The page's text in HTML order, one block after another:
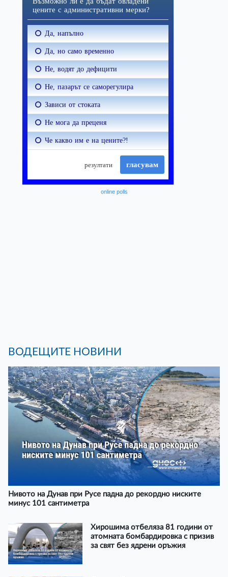
online polls
ВОДЕЩИТЕ НОВИНИ
Нивото на Дунав при Русе падна до рекордно ниските
минус 101 сантиметра
Хирошима отбеляза 81 години от
атомната бомбардировка с призив
за свят без ядрени оръжия